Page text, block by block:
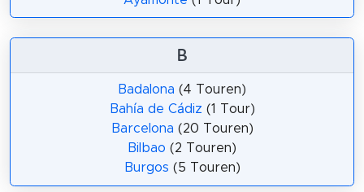
B
Badalona (4 Touren)
Bahía de Cádiz (1 Tour)
Barcelona (20 Touren)
Bilbao (2 Touren)
Burgos (5 Touren)